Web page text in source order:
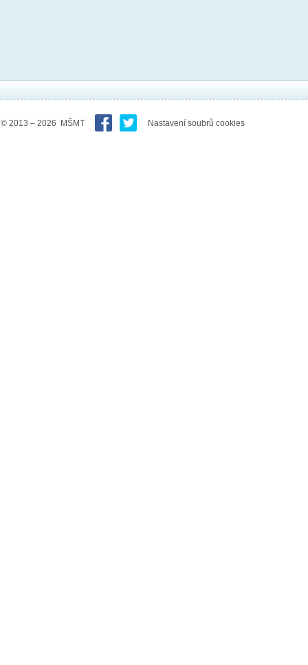
© 2013 – 2026 MŠMT Nastavení soubrů cookies